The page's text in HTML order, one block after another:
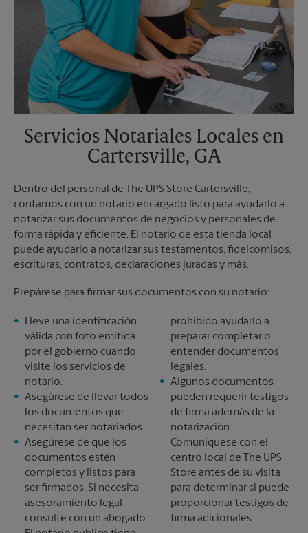
Servicios Notariales Locales en
Cartersville, GA
Dentro del personal de The UPS Store Cartersville,
contamos con un notario encargado listo para ayudarlo a
notarizar sus documentos de negocios y personales de
forma rápida y eficiente. El notario de esta tienda local
puede ayudarlo a notarizar sus testamentos, fideicomisos,
escrituras, contratos, declaraciones juradas y más.
Prepárese para firmar sus documentos con su notario:
Lleve una identificación
válida con foto emitida
por el gobierno cuando
visite los servicios de
notario.
Asegúrese de llevar todos
los documentos que
necesitan ser notariados.
Asegúrese de que los
documentos estén
completos y listos para
ser firmados. Si necesita
asesoramiento legal
consulte con un abogado.
prohibido ayudarlo a
preparar completar o
entender documentos
legales.
Algunos documentos
pueden requerir testigos
de firma además de la
notarización.
Comuníquese con el
centro local de The UPS
Store antes de su visita
para determinar si puede
proporcionar testigos de
firma adicionales.